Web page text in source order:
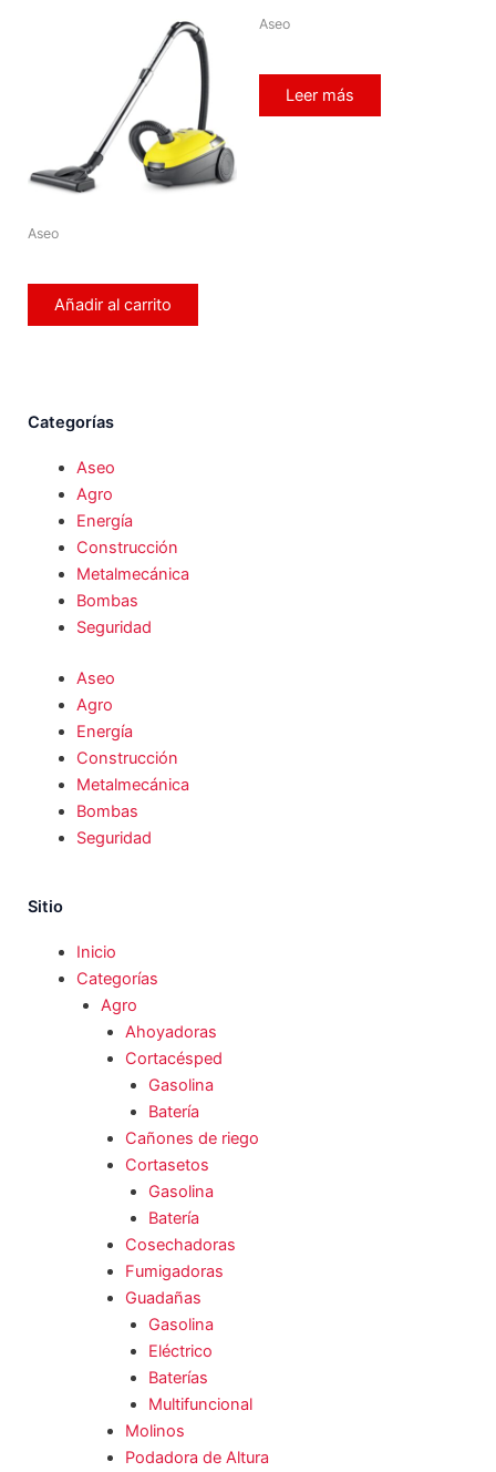
Aseo
Añadir al carrito
Aseo
Leer más
Categorías
Aseo
Agro
Energía
Construcción
Metalmecánica
Bombas
Seguridad
Aseo
Agro
Energía
Construcción
Metalmecánica
Bombas
Seguridad
Sitio
Inicio
Categorías
Agro
Ahoyadoras
Cortacésped
Gasolina
Batería
Cañones de riego
Cortasetos
Gasolina
Batería
Cosechadoras
Fumigadoras
Guadañas
Gasolina
Eléctrico
Baterías
Multifuncional
Molinos
Podadora de Altura